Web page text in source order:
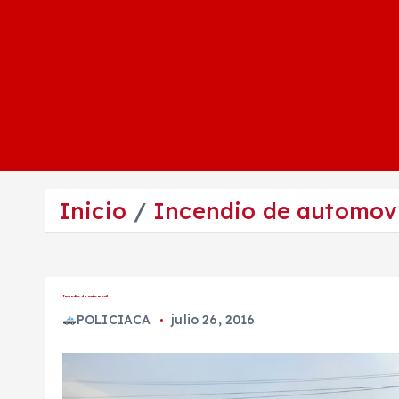
Inicio Incendio de
Incendio de automovil
POLICIACA julio 26, 2016